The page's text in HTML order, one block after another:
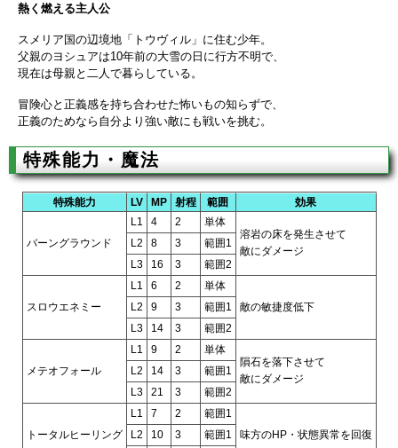
熱く燃える主人公
スメリア国の辺境地「トウヴィル」に住む少年。
父親のヨシュアは10年前の大雪の日に行方不明で、
現在は母親と二人で暮らしている。
冒険心と正義感を持ち合わせた怖いもの知らずで、
正義のためなら自分より強い敵にも戦いを挑む。
特殊能力・魔法
特殊能力 LV MP 射程 範囲 効果
バーングラウンド
L1 4 2
単体
溶岩の床を発生させて
敵にダメージ
L2 8 3
範囲1
L3
16 3 範囲2
スロウエネミー
L1 6 2
単体
敵の敏捷度低下
L2 9 3
範囲1
L3
14 3 範囲2
メテオフォール
L1 9 2
単体
隕石を落下させて
敵にダメージ
L2 14 3
範囲1
L3
21 3 範囲2
トータルヒーリング
L1 7 2
範囲1
味方のHP・状態異常を回復
L2 10 3
範囲1